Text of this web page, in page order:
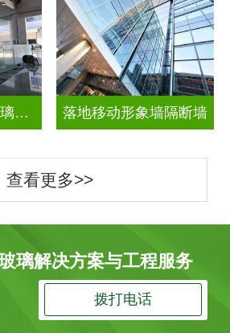
落地移动形象墙玻璃屏风隔断 落地移动形象墙隔断墙
查看更多>>
璃解决方案与工程服务
拨打电话